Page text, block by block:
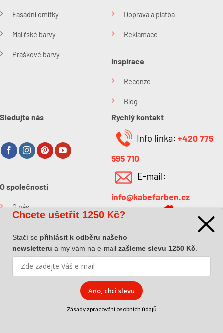
Fasádní omítky
Malířské barvy
Práškové barvy
Doprava a platba
Reklamace
Inspirace
Recenze
Blog
Sledujte nás
O společnosti
O nás
Rychlý kontakt
Info linka: +420 775
595 710
E-mail:
info@kabefarben.cz
Dova a.s. Pokyny k převzetí zásilky
zpracování osobních údajů|Affiliate spolupráce
Chcete ušetřit 1250 Kč?
Stačí se přihlásit k odběru našeho
newsletteru a my vám na e-mail zašleme slevu 1250 Kč
Ano, chci slevu
Zásady zpracování osobních údajů